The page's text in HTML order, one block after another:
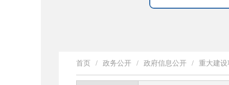
首页 / 政务公开 / 政府信息公开 / 重大建设